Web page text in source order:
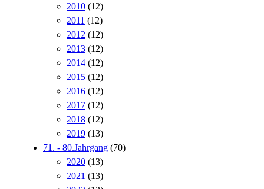
2010 (12)
2011 (12)
2012 (12)
2013 (12)
2014 (12)
2015 (12)
2016 (12)
2017 (12)
2018 (12)
2019 (13)
71. - 80.Jahrgang (70)
2020 (13)
2021 (13)